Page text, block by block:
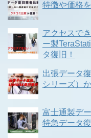
特徴や価格
アクセスで
ー製
タ復旧！
出張データ
シリーズ）
富士通製デ
特急データ復